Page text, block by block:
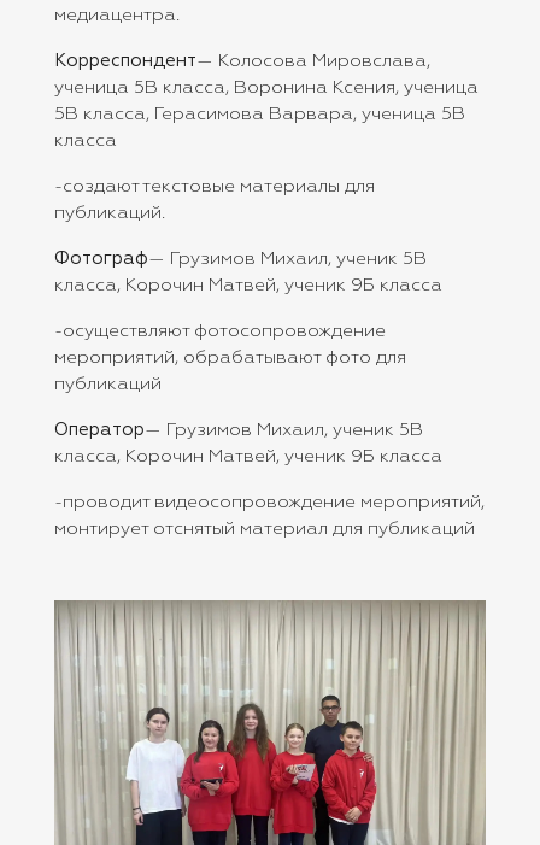
медиацентра.
Корреспондент— Колосова Мировслава,
ученица 5В класса, Воронина Ксения, ученица
5В класса, Герасимова Варвара, ученица 5В
класса
-создают текстовые материалы для
публикаций.
Фотограф— Грузимов Михаил, ученик 5В
класса, Корочин Матвей, ученик 9Б класса
-осуществляют фотосопровождение
мероприятий, обрабатывают фото для
публикаций
Оператор— Грузимов Михаил, ученик 5В
класса, Корочин Матвей, ученик 9Б класса
-проводит видеосопровождение мероприятий,
монтирует отснятый материал для публикаций